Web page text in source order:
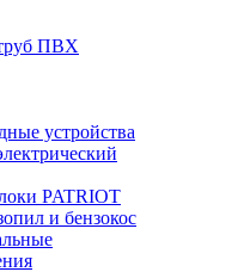
ПВХ
устройства
PATRIOT
и бензокос